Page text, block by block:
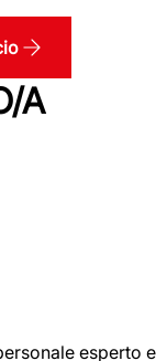
A
esperto e